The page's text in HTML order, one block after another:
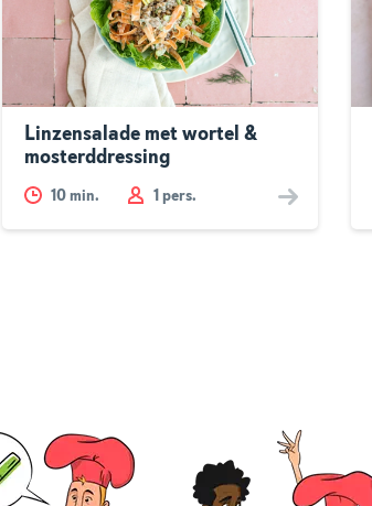
Linzensalade met wortel &
mosterddressing
10min. 1 pers.